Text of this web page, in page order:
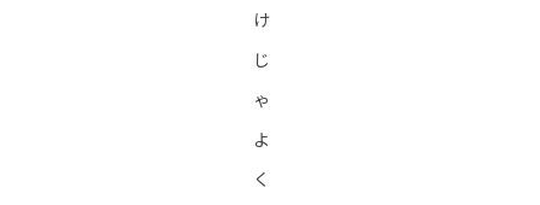
け
じ
ゃ
よ
く